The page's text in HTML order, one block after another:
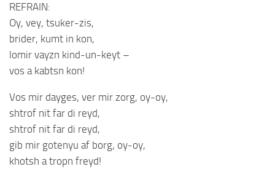
REFRAIN:
Oy, vey, tsuker-zis,
brider, kumt in kon,
lomir vayzn kind-un-keyt –
vos a kabtsn kon!
Vos mir dayges, ver mir zorg, oy-oy,
shtrof nit far di reyd,
shtrof nit far di reyd,
gib mir gotenyu af borg, oy-oy,
khotsh a tropn freyd!